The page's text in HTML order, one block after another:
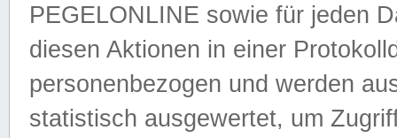
PEGELONLINE sowie für jeden
diesen Aktionen in einer
personenbezogen und werden
statistisch ausgewertet, um